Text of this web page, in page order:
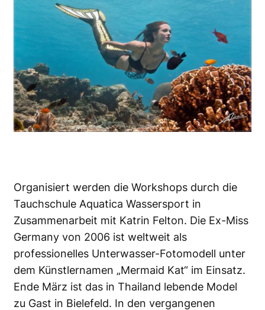
Organisiert werden die Workshops durch die
Tauchschule Aquatica Wassersport in
Zusammenarbeit mit Katrin Felton. Die Ex-Miss
Germany von 2006 ist weltweit als
professionelles Unterwasser-Fotomodell unter
dem Künstlernamen „Mermaid Kat“ im Einsatz.
Ende März ist das in Thailand lebende Model
zu Gast in Bielefeld. In den vergangenen